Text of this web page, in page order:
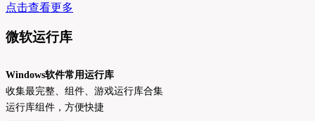
点击查看更多
微软运行库
Windows软件常用运行库
收集最完整、组件、游戏运行库合集
运行库组件，方便快捷